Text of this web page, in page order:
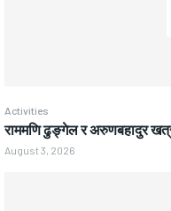
Activities
राममणि ढुङ्गेल र अरुणबहादुर
August 3, 2026